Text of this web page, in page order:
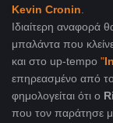
Kevin Cronin.
Ιδιαίτερη αναφορά
μπαλάντα που
και στο up-tempo "
επηρεασμένο από
φημολογείται ότι ο
που τον παράτησε